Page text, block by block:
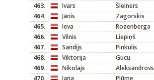
463.
Ivars Šleiners
464.
Jānis Zagorskis
465.
Ieva Rozenberga
466.
Vilnis Liepiņš
467.
Sandijs Pinkulis
468.
Viktorija
Gucu
469.
Nikolajs
Aleksandrovs
470.
Jana Plūme